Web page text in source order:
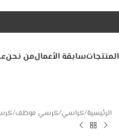
المنتجاتسابقة الأعمالمن نحن
الرئيسية كراسي كرسي موظف